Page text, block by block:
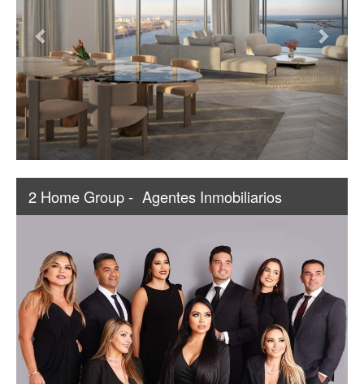
2 Home Group - Agentes Inmobiliarios